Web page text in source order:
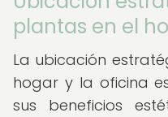
plantas en el
La ubicación
hogar y la oficina
sus beneficios